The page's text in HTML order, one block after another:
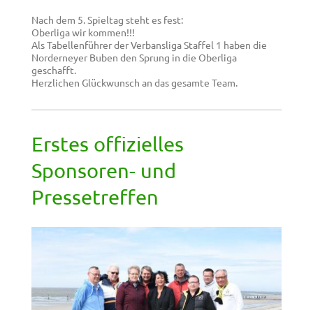
Nach dem 5. Spieltag steht es fest:
Oberliga wir kommen!!!
Als Tabellenführer der Verbansliga Staffel 1 haben die
Norderneyer Buben den Sprung in die Oberliga
geschafft.
Herzlichen Glückwunsch an das gesamte Team.
Erstes offizielles
Sponsoren- und
Pressetreffen